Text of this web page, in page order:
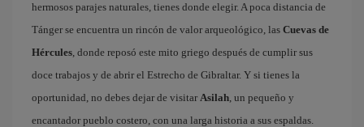
hermosos parajes naturales, tienes donde elegir. A poca distancia de
Tánger se encuentra un rincón de valor arqueológico, las Cuevas de
Hércules, donde reposó este mito griego después de cumplir sus
doce trabajos y de abrir el Estrecho de Gibraltar. Y si tienes la
oportunidad, no debes dejar de visitar Asilah, un pequeño y
encantador pueblo costero, con una larga historia a sus espaldas.